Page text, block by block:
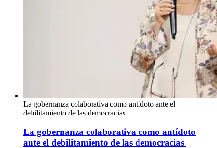
La gobernanza colaborativa como antídoto ante el
debilitamiento de las democracias
La gobernanza colaborativa como antídoto
ante el debilitamiento de las democracias